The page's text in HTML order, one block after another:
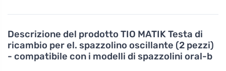
Descrizione del prodotto TIO MATIK Testa di
ricambio per el. spazzolino oscillante (2 pezzi)
- compatibile con i modelli di spazzolini oral-b